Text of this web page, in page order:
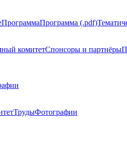
ПрограммаПрограмма (.pdf)
комитетСпонсоры и партнёры
ТрудыФотографии